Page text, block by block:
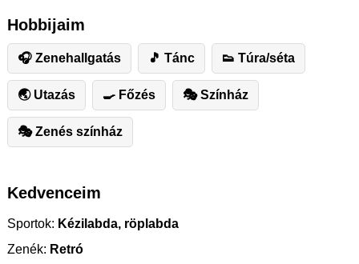
Hobbijaim
🎧 Zenehallgatás 🎵 Tánc 👟 Túra/séta
🌏 Utazás 🍳 Főzés 🎭 Színház
🎭 Zenés színház
Kedvenceim
Sportok: Kézilabda, röplabda
Zenék: Retró